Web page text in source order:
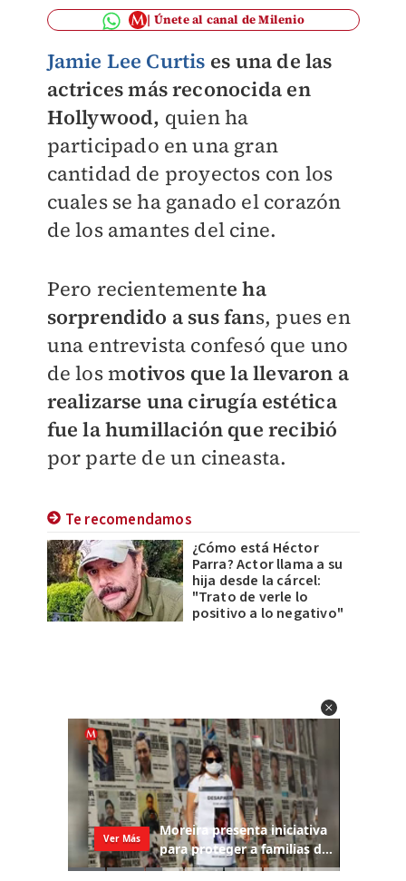
Únete al canal de Milenio
Jamie Lee Curtis es una de las
actrices más reconocida en
Hollywood, quien ha
participado en una gran
cantidad de proyectos con los
cuales se ha ganado el corazón
de los amantes del cine.
Pero recientemente ha
sorprendido a sus fans, pues en
una entrevista confesó que uno
de los motivos que la llevaron a
realizarse una cirugía estética
fue la humillación que recibió
por parte de un cineasta.
Te recomendamos
¿Cómo está Héctor
Parra? Actor llama a su
hija desde la cárcel:
"Trato de verle lo
positivo a lo negativo"